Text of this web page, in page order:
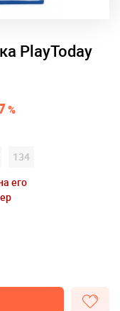
PlayToday
%
134
его